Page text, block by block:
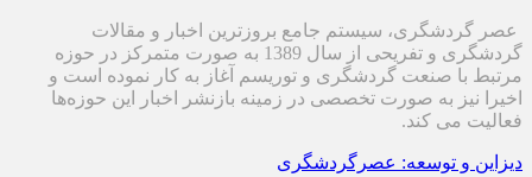
عصر گردشگری، سیستم جامع بروزترین اخبار و مقالات
گردشگری و تفریحی از سال 1389 به صورت متمرکز در حوزه
مرتبط با صنعت گردشگری و توریسم آغاز به کار نموده است و
اخیرا نیز به صورت تخصصی در زمینه بازنشر اخبار این حوزه‌ها
فعالیت می کند.
دیزاین و توسعه: عصرگردشگری